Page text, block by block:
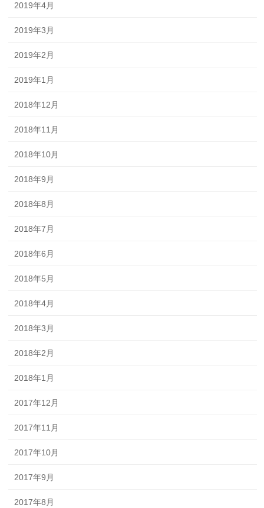
2019年4月
2019年3月
2019年2月
2019年1月
2018年12月
2018年11月
2018年10月
2018年9月
2018年8月
2018年7月
2018年6月
2018年5月
2018年4月
2018年3月
2018年2月
2018年1月
2017年12月
2017年11月
2017年10月
2017年9月
2017年8月